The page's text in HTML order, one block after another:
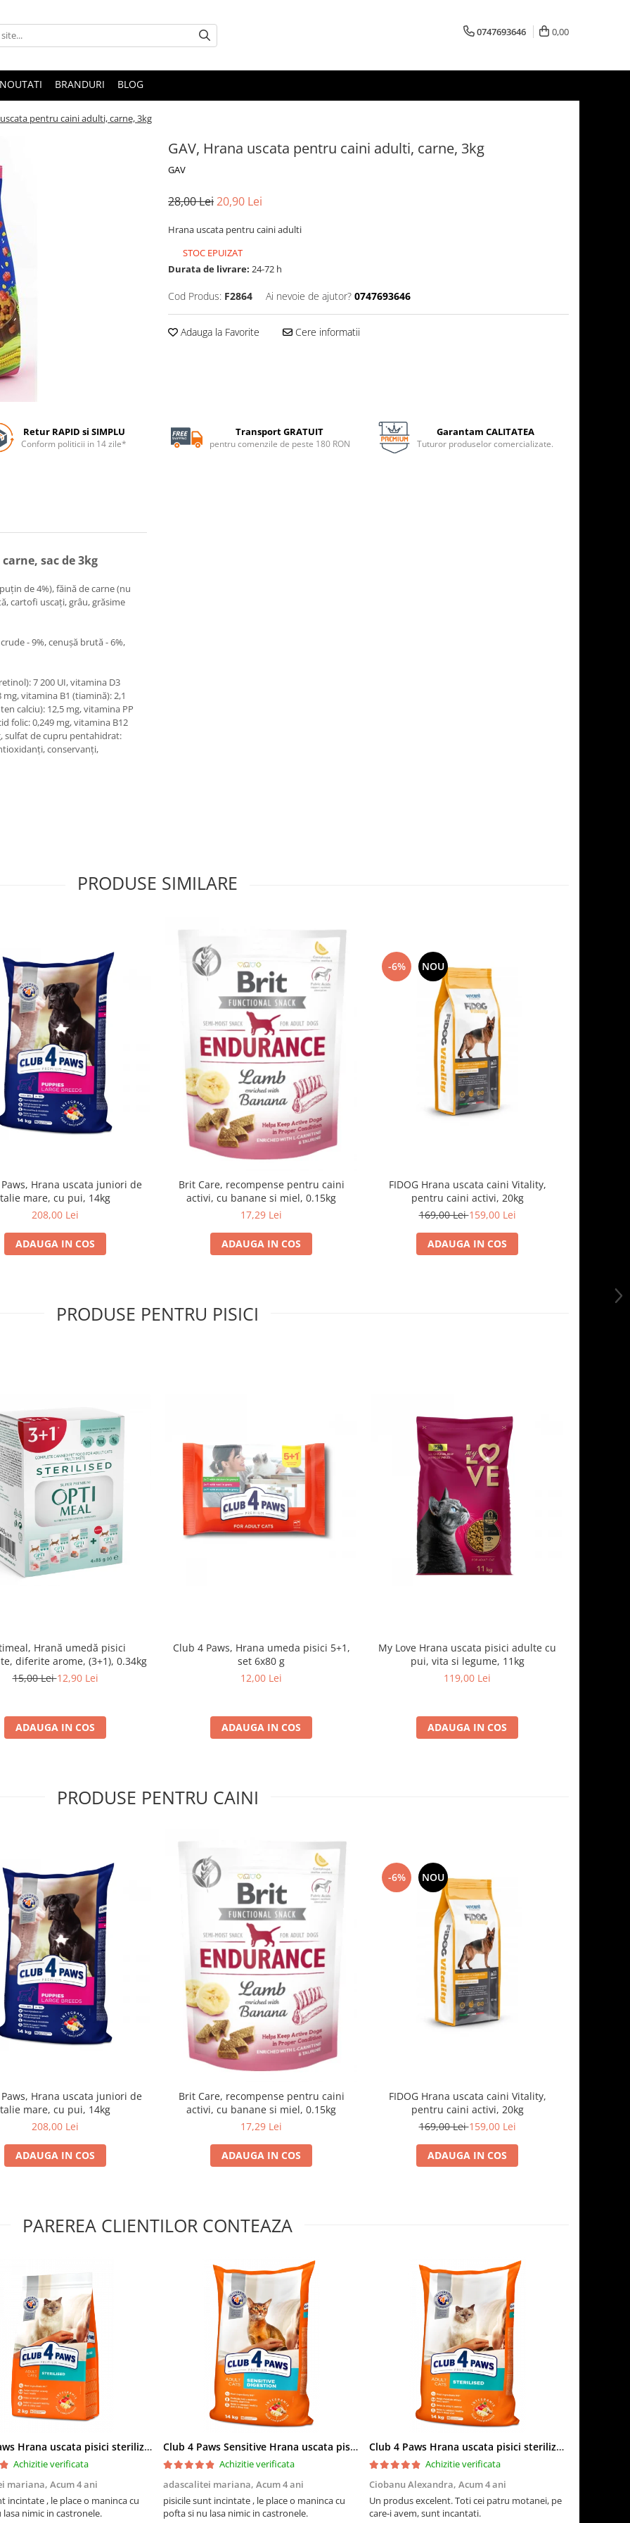
0747693646 0,00
NOUTATI BRANDURI BLOG
pentru caini adulti, carne, 3kg
GAV, Hrana uscata pentru caini adulti, carne, 3kg
GAV
28,00 Lei20,90 Lei
Hrana uscata pentru caini adulti
STOC EPUIZAT
Durata de livrare: 24-72 h
Cod Produs: F2864 Ai nevoie de ajutor? 0747693646
Adauga la Favorite Cere informatii
Retur RAPID si SIMPLU
Conform politicii in 14 zile*
Transport GRATUIT
pentru comenzile de peste 180 RON
Garantam CALITATEA
Tuturor produselor comercializate.
sac de 3kg
de 4%), făină de carne (nu
cartofi uscați, grâu, grăsime
- 9%, cenușă brută - 6%,
7 200 UI, vitamina D3
vitamina B1 (tiamină): 2,1
calciu): 12,5 mg, vitamina PP
folic: 0,249 mg, vitamina B12
sulfat de cupru pentahidrat:
conservanți,
PRODUSE SIMILARE
Hrana uscata juniori de
talie mare, cu pui, 14kg
208,00 Lei
ADAUGA IN COS
Brit Care, recompense pentru caini
activi, cu banane si miel, 0.15kg
17,29 Lei
ADAUGA IN COS
-6% NOU
FIDOG Hrana uscata caini Vitality,
pentru caini activi, 20kg
169,00 Lei159,00 Lei
ADAUGA IN COS
PRODUSE PENTRU PISICI
Hrană umedă pisici
diferite arome, (3+1), 0.34kg
15,00 Lei12,90 Lei
ADAUGA IN COS
Club 4 Paws, Hrana umeda pisici 5+1,
set 6x80 g
12,00 Lei
ADAUGA IN COS
My Love Hrana uscata pisici adulte cu
pui, vita si legume, 11kg
119,00 Lei
ADAUGA IN COS
PRODUSE PENTRU CAINI
Hrana uscata juniori de
talie mare, cu pui, 14kg
208,00 Lei
ADAUGA IN COS
Brit Care, recompense pentru caini
activi, cu banane si miel, 0.15kg
17,29 Lei
ADAUGA IN COS
-6% NOU
FIDOG Hrana uscata caini Vitality,
pentru caini activi, 20kg
169,00 Lei159,00 Lei
ADAUGA IN COS
PAREREA CLIENTILOR CONTEAZA
Club 4 Paws Hrana uscata pisici sterilizate, 2kg
Achizitie verificata
mariana, Acum 4 ani
incintate , le place o maninca cu
nimic in castronele.
Club 4 Paws Sensitive Hrana uscata pisici adulte, 14kg
Achizitie verificata
adascalitei mariana, Acum 4 ani
pisicile sunt incintate , le place o maninca cu
pofta si nu lasa nimic in castronele.
Club 4 Paws Hrana uscata pisici sterilizate, 14kg
Achizitie verificata
Ciobanu Alexandra, Acum 4 ani
Un produs excelent. Toti cei patru motanei, pe
care-i avem, sunt incantati.